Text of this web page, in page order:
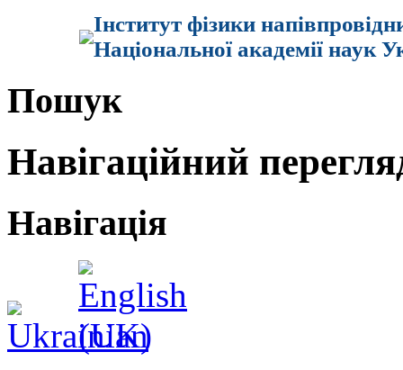
Інститут фізики
Національної академії наук
Пошук
Навігаційний
Навігація